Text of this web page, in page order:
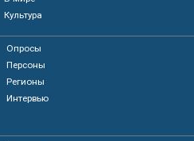
Культура
Опросы
Персоны
Регионы
Интервью